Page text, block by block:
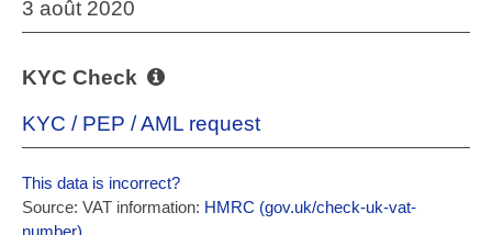
3 août 2020
KYC Check
KYC / PEP / AML request
This data is incorrect?
Source: VAT information: HMRC (gov.uk/check-uk-vat-
number)